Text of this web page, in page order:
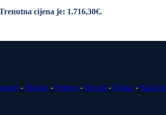
cijena je: 1.716,30€.
- Madraci - Podnice - Kreveti - Dodaci - Relax